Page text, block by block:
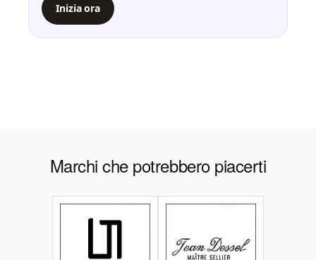
Inizia ora
Marchi che potrebbero piacerti